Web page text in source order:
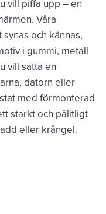
vill piffa upp – en
Våra
och kännas,
i gummi, metall
vill sätta en
datorn eller
med förmonterad
starkt och pålitligt
eller krångel.